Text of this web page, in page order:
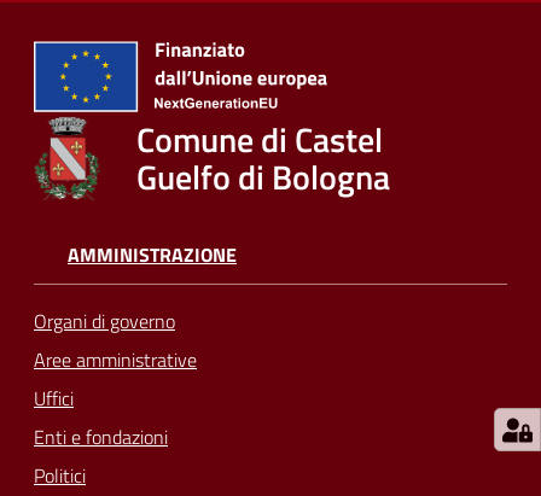
Seguici
Comune di Castel
Guelfo di Bologna
AMMINISTRAZIONE
Organi di governo
Aree amministrative
Uffici
Enti e fondazioni
Politici